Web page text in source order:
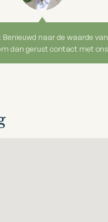
Benieuwd naar de waarde
dan gerust contact met